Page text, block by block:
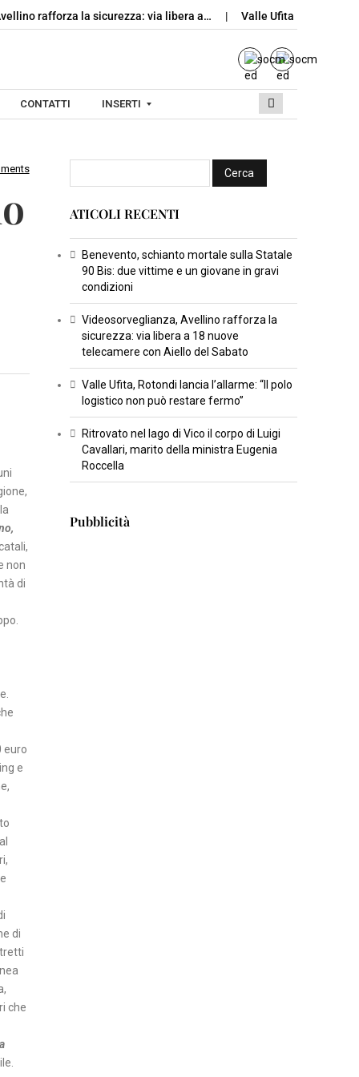
rafforza la sicurezza: via libera a… Valle Ufita, Rotondi
CONTATTI INSERTI
S
R
T
C
U
L
T
U
R
A
S
non
di
euro
e
di
che
ATICOLI RECENTI
Benevento, schianto mortale sulla Statale
90 Bis: due vittime e un giovane in gravi
condizioni
Videosorveglianza, Avellino rafforza la
sicurezza: via libera a 18 nuove
telecamere con Aiello del Sabato
Valle Ufita, Rotondi lancia l’allarme: “Il polo
logistico non può restare fermo”
Ritrovato nel lago di Vico il corpo di Luigi
Cavallari, marito della ministra Eugenia
Roccella
Pubblicità